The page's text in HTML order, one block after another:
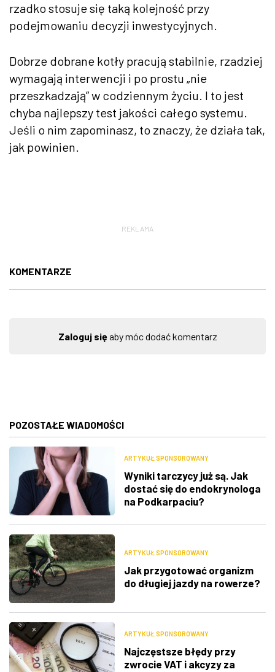
rzadko stosuje się taką kolejność przy
podejmowaniu decyzji inwestycyjnych.
Dobrze dobrane kotły pracują stabilnie, rzadziej
wymagają interwencji i po prostu „nie
przeszkadzają” w codziennym życiu. I to jest
chyba najlepszy test jakości całego systemu.
Jeśli o nim zapominasz, to znaczy, że działa tak,
jak powinien.
REKLAMA
KOMENTARZE
Zaloguj sięaby móc dodać komentarz
POZOSTAŁE WIADOMOŚCI
ARTYKUŁ SPONSOROWANY
Wyniki tarczycy już są. Jak
dostać się do endokrynologa
na Podkarpaciu?
ARTYKUŁ SPONSOROWANY
Jak przygotować organizm
do długiej jazdy na rowerze?
ARTYKUŁ SPONSOROWANY
Najczęstsze błędy przy
zwrocie VAT i akcyzy za